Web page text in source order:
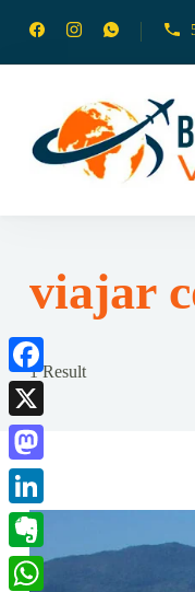
viajar
1 Result
Facebook
X
Mastodon
LinkedIn
Evernote